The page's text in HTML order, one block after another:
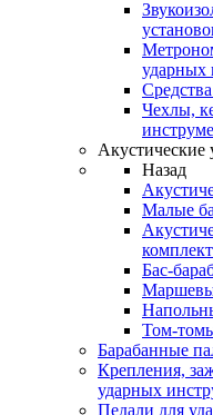
ударных
Чехлы,
Акустические
Назад
Mалые
Бас-
Том-
Барабанные
Крепления,
ударных
Педали для